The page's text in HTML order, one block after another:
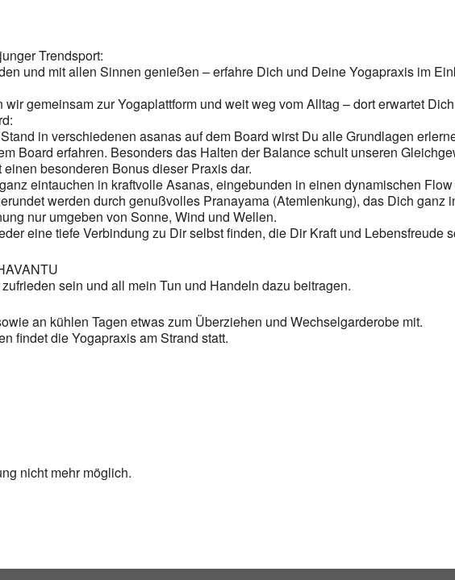
Trendsport:
und mit allen Sinnen genießen – erfahre Dich und Deine Yogapraxis im
gemeinsam zur Yogaplattform und weit weg vom Alltag – dort erwartet
in verschiedenen asanas auf dem Board wirst Du alle Grundlagen
Board erfahren. Besonders das Halten der Balance schult unseren
besonderen Bonus dieser Praxis dar.
eintauchen in kraftvolle Asanas, eingebunden in einen dynamischen
werden durch genußvolles Pranayama (Atemlenkung), das Dich ganz
nur umgeben von Sonne, Wind und Wellen.
eine tiefe Verbindung zu Dir selbst finden, die Dir Kraft und Lebensfreude
sein und all mein Tun und Handeln dazu beitragen.
an kühlen Tagen etwas zum Überziehen und Wechselgarderobe mit.
findet die Yogapraxis am Strand statt.
nicht mehr möglich.